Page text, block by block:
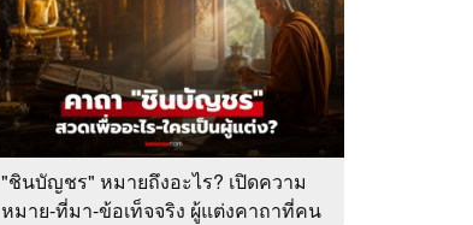
"ชินบัญชร" หมายถึงอะไร? เปิดความ
หมาย-ที่มา-ข้อเท็จจริง ผู้แต่งคาถาที่คน